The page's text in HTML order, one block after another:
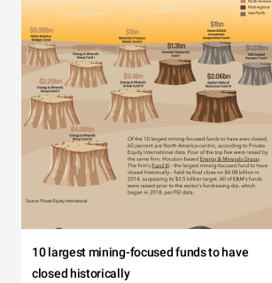
10 largest mining-focused funds to have
closed historically